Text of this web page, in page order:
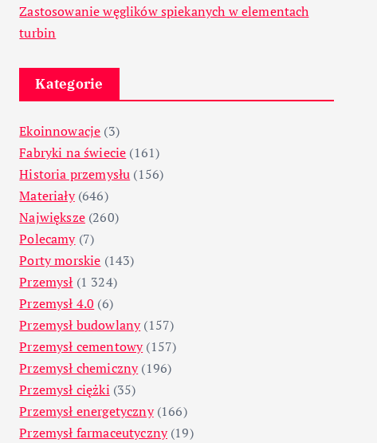
Zastosowanie węglików spiekanych w elementach
turbin
Kategorie
Ekoinnowacje (3)
Fabryki na świecie (161)
Historia przemysłu (156)
Materiały(646)
Największe(260)
Polecamy(7)
Porty morskie (143)
Przemysł (1 324)
Przemysł 4.0 (6)
Przemysł budowlany(157)
Przemysł cementowy(157)
Przemysł chemiczny(196)
Przemysł ciężki (35)
Przemysł energetyczny(166)
Przemysł farmaceutyczny(19)